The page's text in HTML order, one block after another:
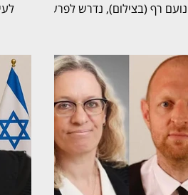
נועם רף (בצילום), נדרש לפרשה
שטר בודד של 50 שקל,
והתגלגלה לשני הליכים משפטיים
נפרדים. בריקסטון כספות פעלה
תחילה לפינוי הכספת, ובהמשך
הגישה תביעה כספית בדרישה
לתשלום של יותר מ־21 אלף שקל.
לטענת בריקסטון, רבקה פינטו
שכרה יחידת אחסון ובה הכספת